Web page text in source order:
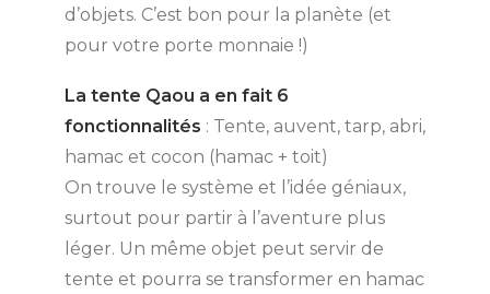
d’objets. C’est bon pour la planète (et
pour votre porte monnaie !)
La tente Qaou a en fait 6
fonctionnalités : Tente, auvent, tarp, abri,
hamac et cocon (hamac + toit)
On trouve le système et l’idée géniaux,
surtout pour partir à l’aventure plus
léger. Un même objet peut servir de
tente et pourra se transformer en hamac